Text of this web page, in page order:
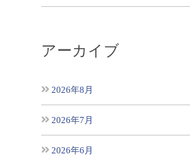
アーカイブ
2026年8月
2026年7月
2026年6月